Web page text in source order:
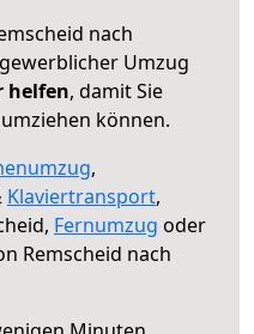
nach
Umzug
helfen, damit Sie
können.
,
Klaviertransport,
Fernumzug oder
Remscheid nach